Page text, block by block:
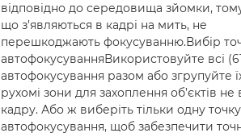
відповідно до середовища зйомки,
що з’являються в кадрі на мить, не
перешкоджають фокусуванню.Вибір
автофокусуванняВикористовуйте всі
автофокусування разом або згрупуйте
рухомі зони для захоплення об’єктів не
кадру. Або ж виберіть тільки одну точку
автофокусування, щоб забезпечити